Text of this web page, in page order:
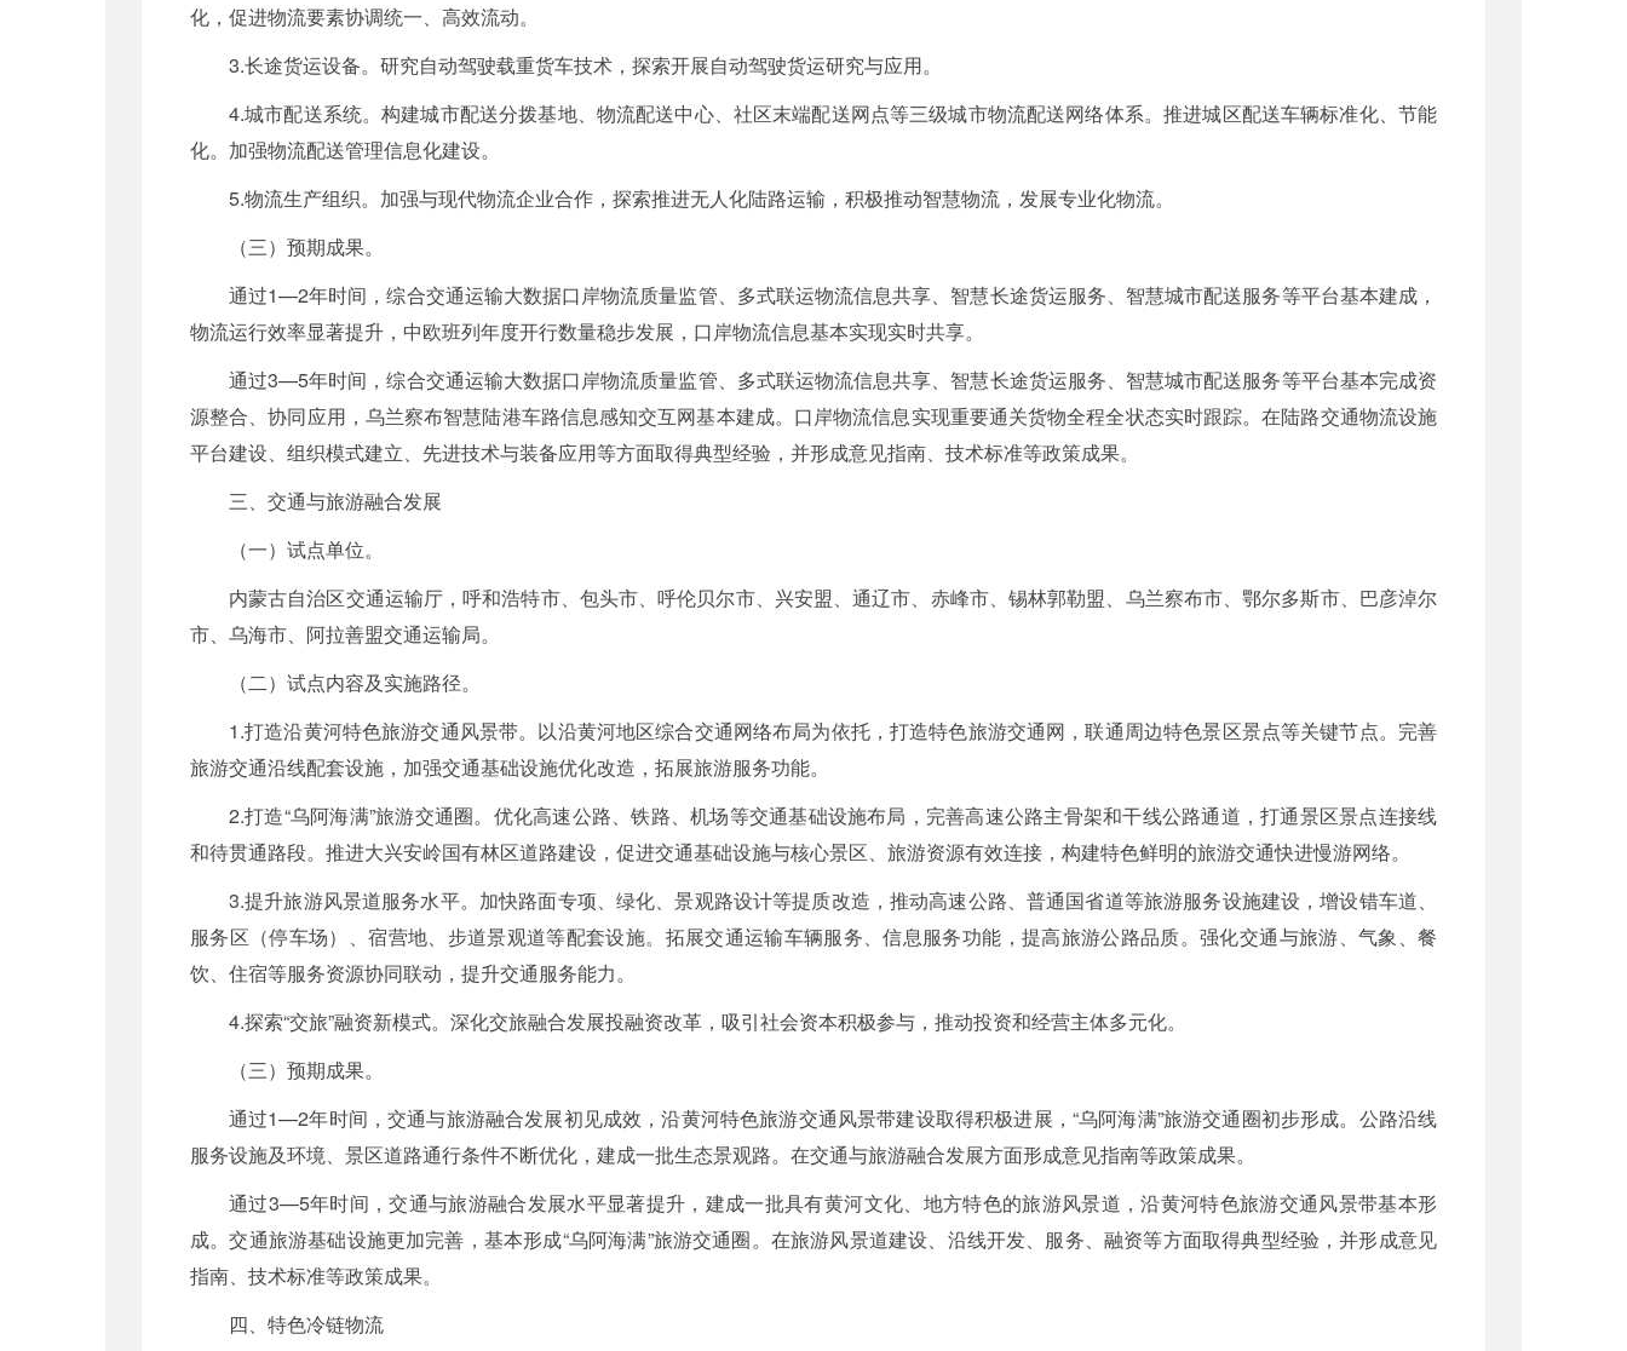
化，促进物流要素协调统一、高效流动。
3.长途货运设备。研究自动驾驶载重货车技术，探索开展自动驾驶货运研究与应用。
4.城市配送系统。构建城市配送分拨基地、物流配送中心、社区末端配送网点等三级城市物流配送网络体系。推进城区配送车辆标准化、节能
化。加强物流配送管理信息化建设。
5.物流生产组织。加强与现代物流企业合作，探索推进无人化陆路运输，积极推动智慧物流，发展专业化物流。
（三）预期成果。
通过1—2年时间，综合交通运输大数据口岸物流质量监管、多式联运物流信息共享、智慧长途货运服务、智慧城市配送服务等平台基本建成，
物流运行效率显著提升，中欧班列年度开行数量稳步发展，口岸物流信息基本实现实时共享。
通过3—5年时间，综合交通运输大数据口岸物流质量监管、多式联运物流信息共享、智慧长途货运服务、智慧城市配送服务等平台基本完成资
源整合、协同应用，乌兰察布智慧陆港车路信息感知交互网基本建成。口岸物流信息实现重要通关货物全程全状态实时跟踪。在陆路交通物流设施
平台建设、组织模式建立、先进技术与装备应用等方面取得典型经验，并形成意见指南、技术标准等政策成果。
三、交通与旅游融合发展
（一）试点单位。
内蒙古自治区交通运输厅，呼和浩特市、包头市、呼伦贝尔市、兴安盟、通辽市、赤峰市、锡林郭勒盟、乌兰察布市、鄂尔多斯市、巴彦淖尔
市、乌海市、阿拉善盟交通运输局。
（二）试点内容及实施路径。
1.打造沿黄河特色旅游交通风景带。以沿黄河地区综合交通网络布局为依托，打造特色旅游交通网，联通周边特色景区景点等关键节点。完善
旅游交通沿线配套设施，加强交通基础设施优化改造，拓展旅游服务功能。
2.打造“乌阿海满”旅游交通圈。优化高速公路、铁路、机场等交通基础设施布局，完善高速公路主骨架和干线公路通道，打通景区景点连接线
和待贯通路段。推进大兴安岭国有林区道路建设，促进交通基础设施与核心景区、旅游资源有效连接，构建特色鲜明的旅游交通快进慢游网络。
3.提升旅游风景道服务水平。加快路面专项、绿化、景观路设计等提质改造，推动高速公路、普通国省道等旅游服务设施建设，增设错车道、
服务区（停车场）、宿营地、步道景观道等配套设施。拓展交通运输车辆服务、信息服务功能，提高旅游公路品质。强化交通与旅游、气象、餐
饮、住宿等服务资源协同联动，提升交通服务能力。
4.探索“交旅”融资新模式。深化交旅融合发展投融资改革，吸引社会资本积极参与，推动投资和经营主体多元化。
（三）预期成果。
通过1—2年时间，交通与旅游融合发展初见成效，沿黄河特色旅游交通风景带建设取得积极进展，“乌阿海满”旅游交通圈初步形成。公路沿线
服务设施及环境、景区道路通行条件不断优化，建成一批生态景观路。在交通与旅游融合发展方面形成意见指南等政策成果。
通过3—5年时间，交通与旅游融合发展水平显著提升，建成一批具有黄河文化、地方特色的旅游风景道，沿黄河特色旅游交通风景带基本形
成。交通旅游基础设施更加完善，基本形成“乌阿海满”旅游交通圈。在旅游风景道建设、沿线开发、服务、融资等方面取得典型经验，并形成意见
指南、技术标准等政策成果。
四、特色冷链物流